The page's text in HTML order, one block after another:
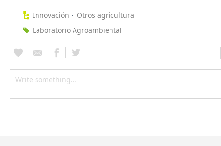
Innovación
Otros agricultura
Laboratorio Agroambiental